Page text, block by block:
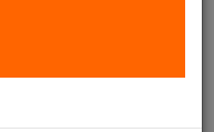
protect this mission.
If everyone gave
rebuild stronger